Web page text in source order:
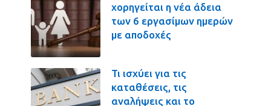
χορηγείται η νέα άδεια
των 6 εργασίμων ημερών
με αποδοχές
Τι ισχύει για τις
καταθέσεις, τις
αναλήψεις και το